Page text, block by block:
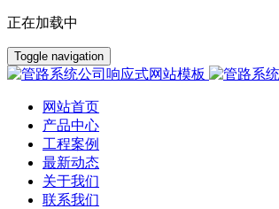
正在加载中
Toggle navigation
网站首页
产品中心
工程案例
最新动态
关于我们
联系我们